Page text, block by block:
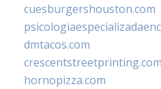
cuesburgershouston.com
dmtacos.com
crescentstreetprinting.com
hornopizza.com